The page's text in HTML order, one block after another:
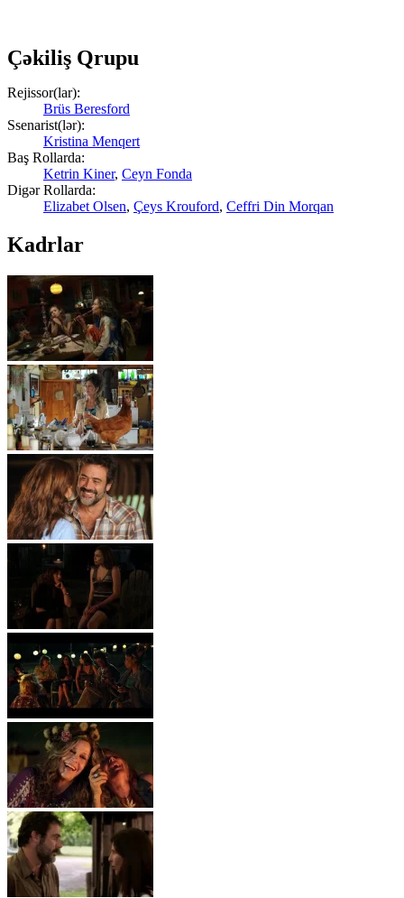
Çəkiliş Qrupu
Rejissor(lar):
Brüs Beresford
Ssenarist(lər):
Kristina Menqert
Baş Rollarda:
Ketrin Kiner, Ceyn Fonda
Digər Rollarda:
Elizabet Olsen, Çeys Krouford, Ceffri Din Morqan
Kadrlar